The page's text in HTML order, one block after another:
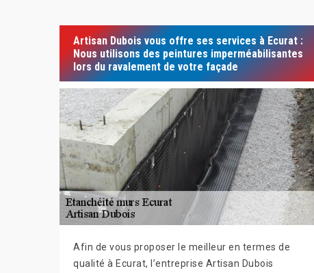
Artisan Dubois vous offre ses services à Ecurat :
Nous utilisons des peintures imperméabilisantes
lors du ravalement de votre façade
Afin de vous proposer le meilleur en termes de
qualité à Ecurat, l’entreprise Artisan Dubois